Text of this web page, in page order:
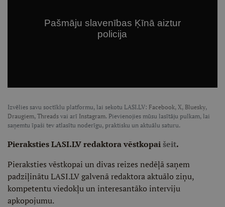
Izvēlies savu soctīklu platformu, lai sekotu LASI.LV: Facebook, X, Bluesky,
Draugiem, Threads vai arī Instagram. Pievienojies mūsu lasītāju pulkam, lai
saņemtu īpaši tev atlasītu noderīgu, praktisku un aktuālu saturu.
Pieraksties LASI.LV redaktora vēstkopaišeit.
Pieraksties vēstkopai un divas reizes nedēļā saņem
padziļinātu LASI.LV galvenā redaktora aktuālo ziņu,
kompetentu viedokļu un interesantāko interviju
apkopojumu.